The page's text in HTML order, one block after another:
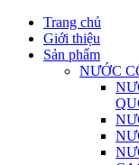
Trang chủ
Giới thiệu
Sản phẩm
NƯỚC